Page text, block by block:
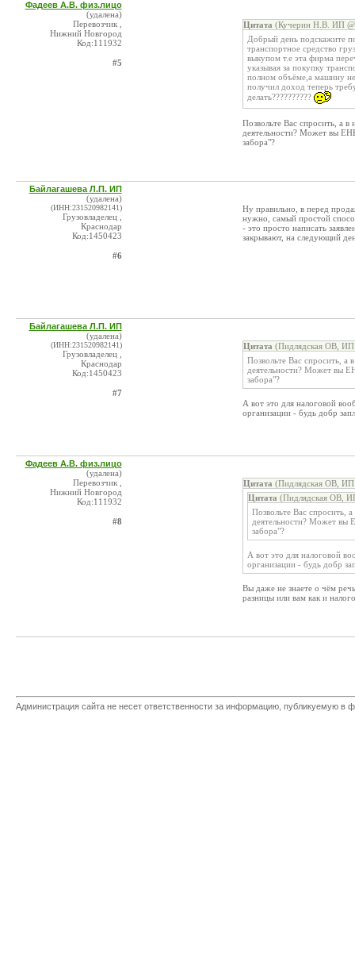
Фадеев А.В. физ.лицо
(удалена)
Перевозчик ,
Нижний Новгород
Код:111932
#5
Цитата (Кучерин Н.В. ИП
Добрый день подскажите
транспортное средство
выкупом т.е эта фирма
указывая за покупку
полном объёме,а машину не
получил доход теперь
делать??????????
Позвольте Вас спросить, а в
деятельности? Может вы
забора"?
Байлагашева Л.П. ИП
(удалена)
(ИНН:231520982141)
Грузовладелец ,
Краснодар
Код:1450423
#6
Ну правильно, в перед
нужно, самый простой
- это просто написать
закрывают, на следующий
Байлагашева Л.П. ИП
(удалена)
(ИНН:231520982141)
Грузовладелец ,
Краснодар
Код:1450423
#7
Цитата (Пидлядская ОВ,
Позвольте Вас спросить, а
деятельности? Может вы
забора"?
А вот это для налоговой
организации - будь добр
Фадеев А.В. физ.лицо
(удалена)
Перевозчик ,
Нижний Новгород
Код:111932
#8
Цитата (Пидлядская ОВ,
Цитата (Пидлядская ОВ,
Позвольте Вас спросить,
деятельности? Может вы
забора"?
А вот это для налоговой
организации - будь добр
Вы даже не знаете о чём
разницы или вам как и
Администрация сайта не несет ответственности за информацию, публикуемую